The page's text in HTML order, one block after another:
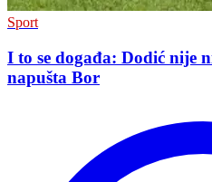
Sport
I to se događa: Dodić nije
napušta Bor